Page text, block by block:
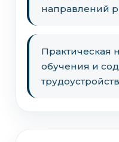
направлений
Практическая
обучения и